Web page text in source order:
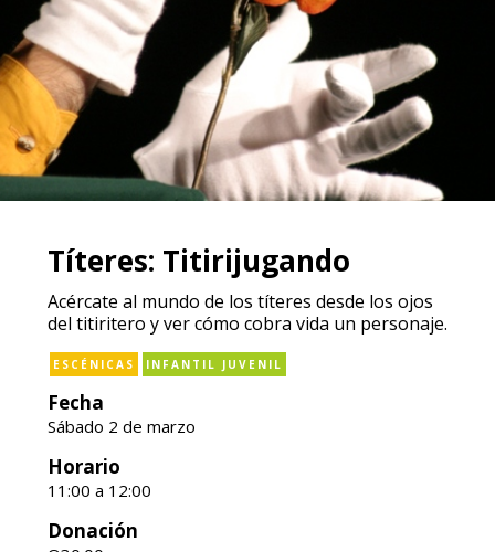
Títeres: Titirijugando
Acércate al mundo de los títeres desde los ojos
del titiritero y ver cómo cobra vida un personaje.
ESCÉNICAS INFANTIL JUVENIL
Fecha
Sábado 2 de marzo
Horario
11:00 a 12:00
Donación